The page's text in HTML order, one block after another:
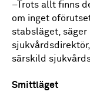
–Trots allt finns
om inget
stabsläget, säger
särskild
Smittläget